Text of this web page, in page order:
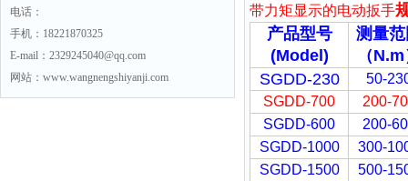
电话：
手机：18221870325
E-mail：2329245040@qq.com
网站：www.wangnengshiyanji.com
带力矩显示的电动扳手
产品型号
(Model)
测量
（N.m
SGDD-230
50-
SGDD-700
200-
SGDD-600
200-
SGDD-1000
300-
SGDD-1500
500-